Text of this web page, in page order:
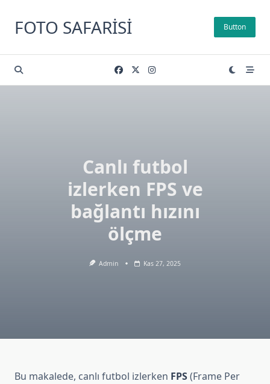
content
FOTO SAFARISI Button
Canlı futbol
izlerken FPS ve
bağlantı hızını
ölçme
Admin Kas 27, 2025
Bu makalede, canlı futbol izlerken FPS(Frame Per